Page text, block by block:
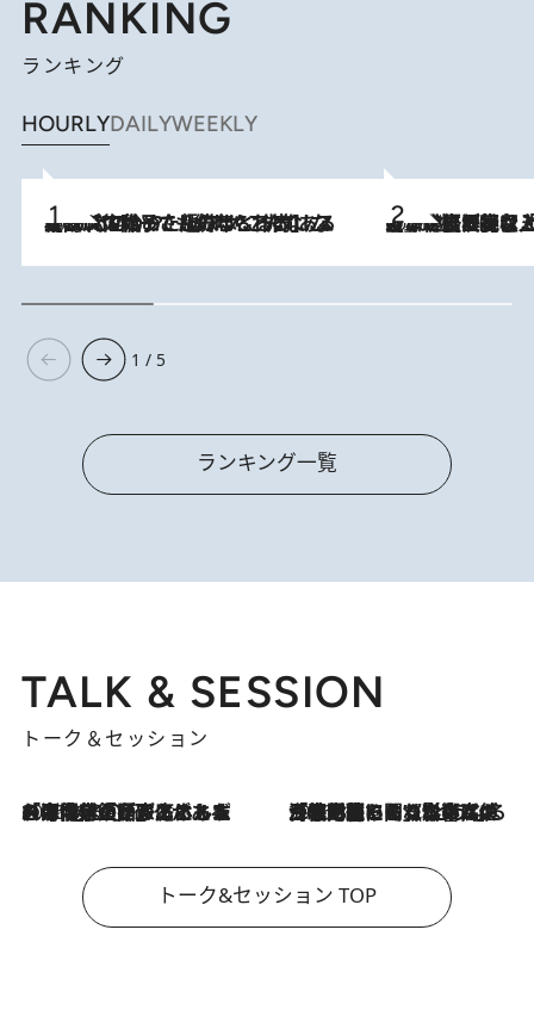
RANKING
ランキング
HOURLYDAILYWEEKLY
2026.8.5
【阿川佐和子さんの年とる力】なぜ70代で始めた趣味は“こんなに楽しい”のか？ ピアノ、俳句…スランプに陥っても続けられる“ある秘訣”とは 2026.8.5
【なぜ吉沢亮は「気配を消せる」のか？】興行収入208億の『国宝』を経て挑むミュージカル『ディア・エヴァン・ハンセン』。トップ俳優が舞台上でさらけ出した“孤独”とは
1 / 5
ランキング一覧
TALK & SESSION
トーク＆セッション
2026.8.3
「今後値上げがあるとすれば…」「リスクがあるのは今年の冬」エネルギー専門家が語る、ホルムズ海峡封鎖が家庭にもたらす“ある心配” 2026.8.3
「住宅建てられない…」「サーチャージ料の高値が続いている」ホルムズ海峡封鎖による影響はいつまで続く？《エネルギー専門家に聞く“どうなる日本の暮らし”》
トーク&セッション TOP